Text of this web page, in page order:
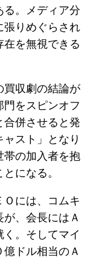
る。メディア分
張りめぐらされ
を無視できる
買収劇の結論が
をスピンオフ
合併させると発
スト」となり
帯の加入者を抱
になる。
には、コムキ
、会長にはＡ
。そしてマイ
ドル相当のＡ